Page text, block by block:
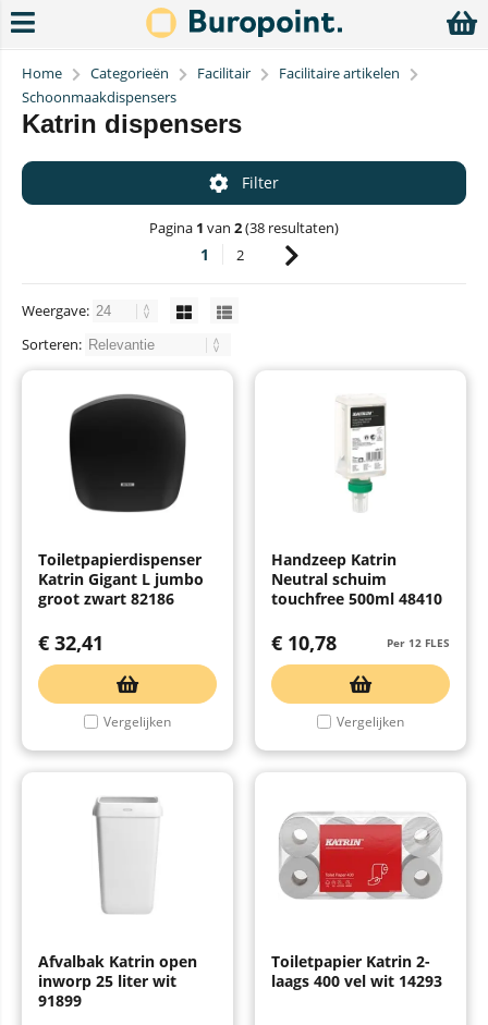
Home Categorieën Facilitair
Facilitaire artikelen
Schoonmaakdispensers
Katrin dispensers
Filter
Pagina 1 van 2(38 resultaten)
1 2
Weergave:
Sorteren:
Toiletpapierdispenser
Katrin Gigant L jumbo
groot zwart 82186
€ 32,41
Vergelijken
Handzeep Katrin
Neutral schuim
touchfree 500ml 48410
Per 12 FLES
€ 10,78
Vergelijken
Afvalbak Katrin open
inworp 25 liter wit
91899
Toiletpapier Katrin 2-
laags 400 vel wit 14293